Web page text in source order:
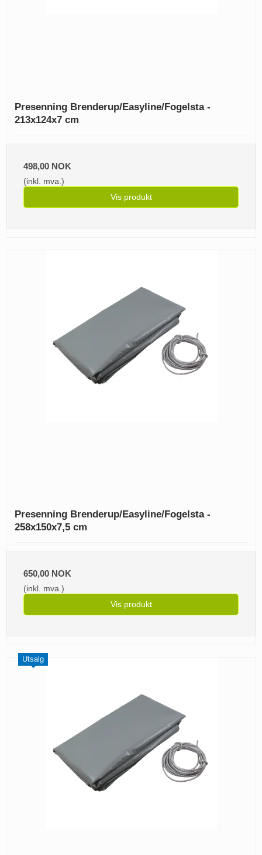
Presenning Brenderup/Easyline/Fogelsta -
213x124x7 cm
498,00 NOK
(inkl. mva.)
Vis produkt
Presenning Brenderup/Easyline/Fogelsta -
258x150x7,5 cm
650,00 NOK
(inkl. mva.)
Vis produkt
Utsalg